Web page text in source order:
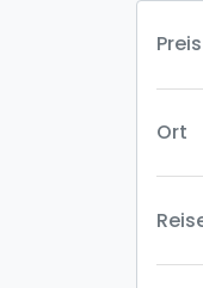
Preis
Ort